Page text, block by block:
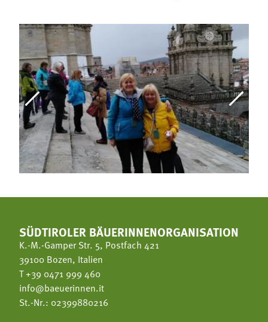
SÜDTIROLER BÄUERINNENORGANISATION
K.-M.-Gamper Str. 5, Postfach 421
39100 Bozen, Italien
T+39 0471 999 460
info@baeuerinnen.it
St.-Nr.: 02399880216